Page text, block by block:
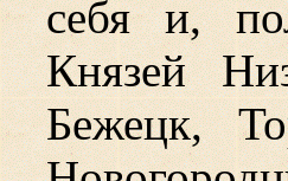
себя и,
Князей
Бежецк,